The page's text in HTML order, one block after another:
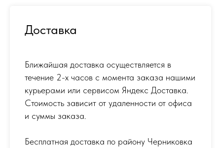
Доставка
Ближайшая доставка осуществляется в
течение 2-х часов с момента заказа нашими
курьерами или сервисом Яндекс Доставка.
Стоимость зависит от удаленности от офиса
и суммы заказа.
Бесплатная доставка по району Черниковка